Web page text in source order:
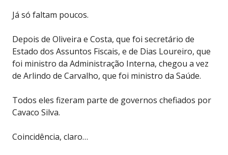
Já só faltam poucos.
Depois de Oliveira e Costa, que foi secretário de
Estado dos Assuntos Fiscais, e de Dias Loureiro, que
foi ministro da Administração Interna, chegou a vez
de Arlindo de Carvalho, que foi ministro da Saúde.
Todos eles fizeram parte de governos chefiados por
Cavaco Silva.
Coincidência, claro…